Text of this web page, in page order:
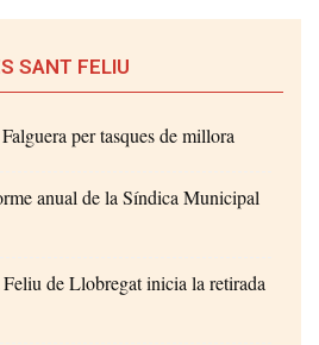
SANT FELIU
per tasques de millora
anual de la Síndica Municipal
de Llobregat inicia la retirada